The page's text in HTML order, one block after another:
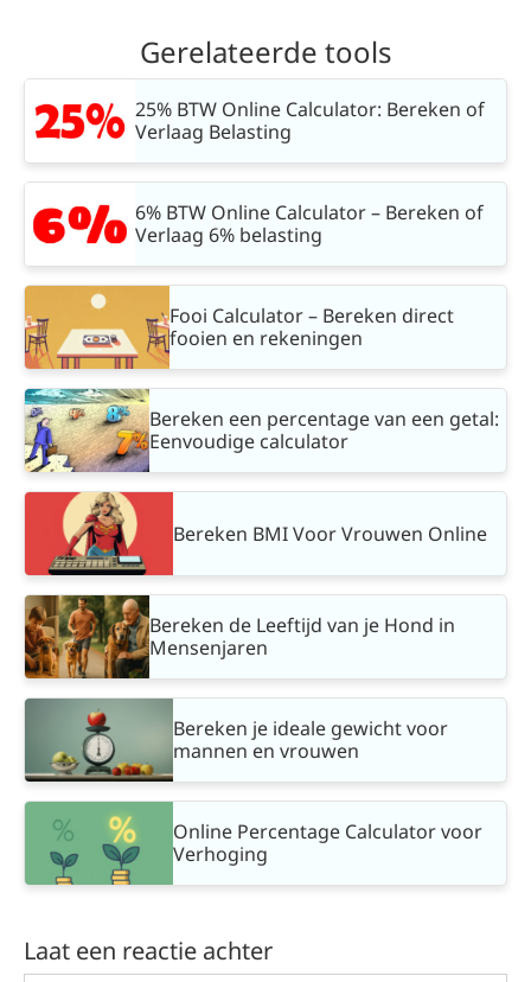
Gerelateerde tools
25% BTW Online Calculator: Bereken of
Verlaag Belasting
6% BTW Online Calculator – Bereken of
Verlaag 6% belasting
Fooi Calculator – Bereken direct
fooien en rekeningen
Bereken een percentage van een getal:
Eenvoudige calculator
Bereken BMI Voor Vrouwen Online
Bereken de Leeftijd van je Hond in
Mensenjaren
Bereken je ideale gewicht voor
mannen en vrouwen
Online Percentage Calculator voor
Verhoging
Laat een reactie achter